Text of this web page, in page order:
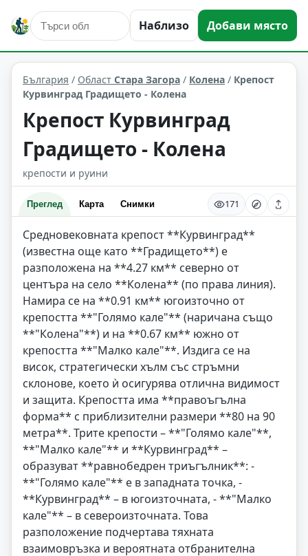
Наблизо Добави място
исторически забележителности
Колена
Област: Стара Загора
България / Област Стара Загора / Колена / Крепост
Курвинград Градището - Колена
Крепост Курвинград
Градището - Колена
крепости и руини
Преглед Карта Снимки 171
Средновековната крепост **Курвинград**
(известна още като **Градището**) е
разположена на **4.27 км** северно от
центъра на село **Колена** (по права линия).
Намира се на **0.91 км** югоизточно от
крепостта **"Голямо кале"** (наричана също
**"Колена"**) и на **0.67 км** южно от
крепостта **"Малко кале"**. Издига се на
висок, стратегически хълм със стръмни
склонове, което ѝ осигурява отлична видимост
и защита. Крепостта има **правоъгълна
форма** с приблизителни размери **80 на 90
метра**. Трите крепости – **"Голямо кале"**,
**"Малко кале"** и **Курвинград** –
образуват **равнобедрен триъгълник**: -
**"Голямо кале"** е в западната точка, -
**Курвинград** – в югоизточната, - **"Малко
кале"** – в североизточната. Това
разположение подчертава тяхната
взаимовръзка и вероятната отбранителна